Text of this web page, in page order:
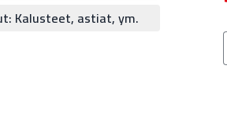
Kalusteet, astiat, ym.